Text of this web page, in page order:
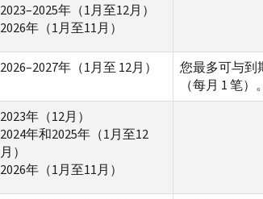
2023–2025年（1月至12月）
2026年（1月至11月）
2026–2027年（1月至 12月）
您最多可与到
（每月 1 笔）。
2023年（12月）
2024年和2025年（1月至12
月）
2026年（1月至11月）